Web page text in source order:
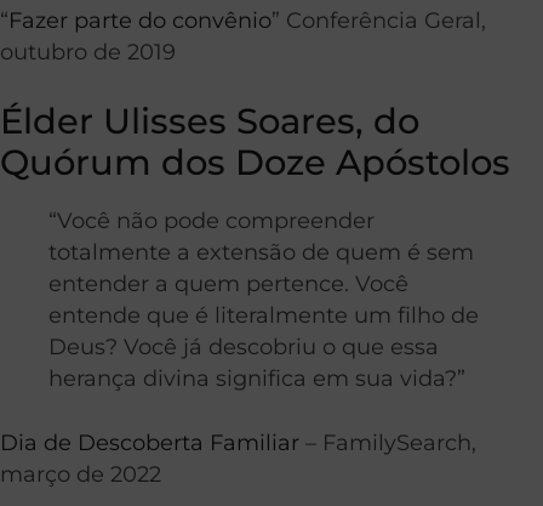
“Fazer parte do convênio” Conferência Geral,
outubro de 2019
Élder Ulisses Soares, do
Quórum dos Doze Apóstolos
“Você não pode compreender
totalmente a extensão de quem é sem
entender a quem pertence. Você
entende que é literalmente um filho de
Deus? Você já descobriu o que essa
herança divina significa em sua vida?”
Dia de Descoberta Familiar – FamilySearch,
março de 2022